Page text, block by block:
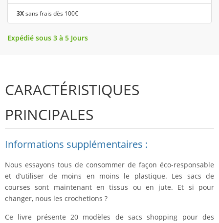
3Xsans frais dès 100€
Expédié sous 3 à 5 Jours
CARACTÉRISTIQUES
PRINCIPALES
Informations supplémentaires :
Nous essayons tous de consommer de façon éco-responsable
et d’utiliser de moins en moins le plastique. Les sacs de
courses sont maintenant en tissus ou en jute. Et si pour
changer, nous les crochetions ?
Ce livre présente 20 modèles de sacs shopping pour des